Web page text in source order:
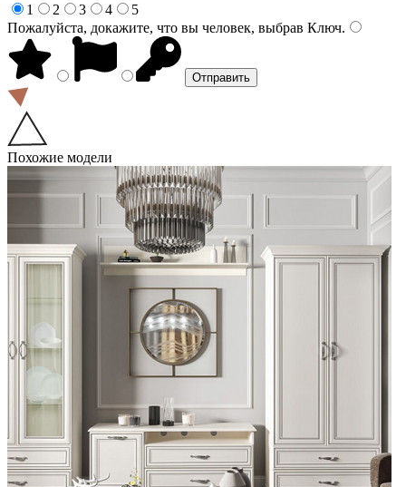
1
2 3 4
5
Пожалуйста, докажите, что вы человек, выбрав Ключ.
Похожие модели